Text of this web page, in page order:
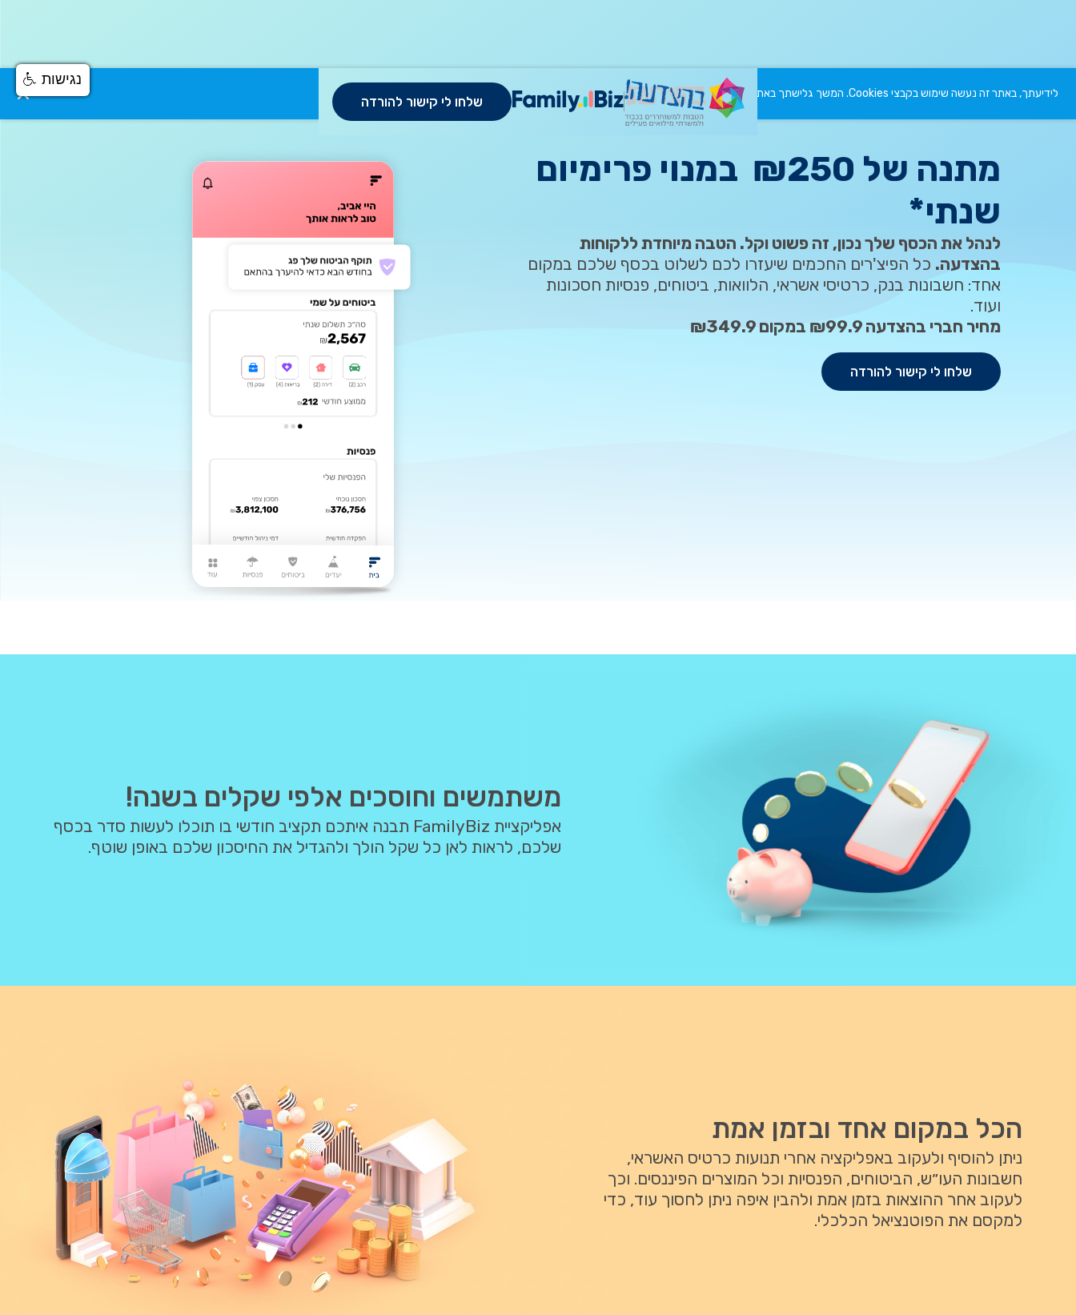
שלחו לי קישור להורדה
מתנה של ₪250 במנוי פרימיום
שנתי*
לנהל את הכסף שלך נכון, זה פשוט וקל. הטבה מיוחדת ללקוחות
בהצדעה. כל הפיצ'רים החכמים שיעזרו לכם לשלוט בכסף שלכם במקום
אחד: חשבונות בנק, כרטיסי אשראי, הלוואות, ביטוחים, פנסיות חסכונות
ועוד.
מחיר חברי בהצדעה ₪99.9 במקום ₪349.9
שלחו לי קישור להורדה
לידיעתך, באתר זה נעשה שימוש בקבצי Cookies. המשך גלישתך באתר מהווה הסכמה לשימוש זה. למידע נוסף ניתן לעיין ב מדיניות הפרטיות.
משתמשים וחוסכים אלפי שקלים בשנה!
אפליקציית FamilyBiz תבנה איתכם תקציב חודשי בו תוכלו לעשות סדר בכסף
שלכם, לראות לאן כל שקל הולך ולהגדיל את החיסכון שלכם באופן שוטף.
הכל במקום אחד ובזמן אמת
ניתן להוסיף ולעקוב באפליקציה אחרי תנועות כרטיס האשראי,
חשבונות העו״ש, הביטוחים, הפנסיות וכל המוצרים הפיננסים. וכך
לעקוב אחר ההוצאות בזמן אמת ולהבין איפה ניתן לחסוך עוד, כדי
למקסם את הפוטנציאל הכלכלי.
נגישות